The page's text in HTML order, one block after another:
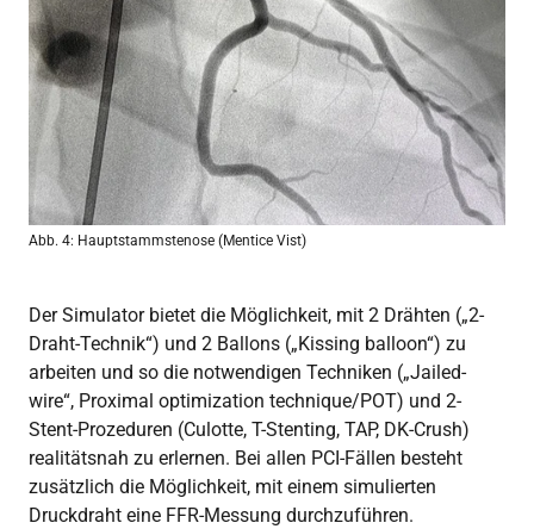
Abb. 4: Hauptstammstenose (Mentice Vist)
Der Simulator bietet die Möglichkeit, mit 2 Drähten („2-
Draht-Technik“) und 2 Ballons („Kissing balloon“) zu
arbeiten und so die notwendigen Techniken („Jailed-
wire“, Proximal optimization technique/POT) und 2-
Stent-Prozeduren (Culotte, T-Stenting, TAP, DK-Crush)
realitätsnah zu erlernen. Bei allen PCI-Fällen besteht
zusätzlich die Möglichkeit, mit einem simulierten
Druckdraht eine FFR-Messung durchzuführen.